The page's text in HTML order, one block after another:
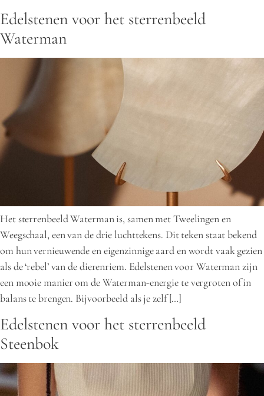
Edelstenen voor het sterrenbeeld
Waterman
Het sterrenbeeld Waterman is, samen met Tweelingen en
Weegschaal, een van de drie luchttekens. Dit teken staat bekend
om hun vernieuwende en eigenzinnige aard en wordt vaak gezien
als de ‘rebel’ van de dierenriem. Edelstenen voor Waterman zijn
een mooie manier om de Waterman-energie te vergroten of in
balans te brengen. Bijvoorbeeld als je zelf […]
Edelstenen voor het sterrenbeeld
Steenbok